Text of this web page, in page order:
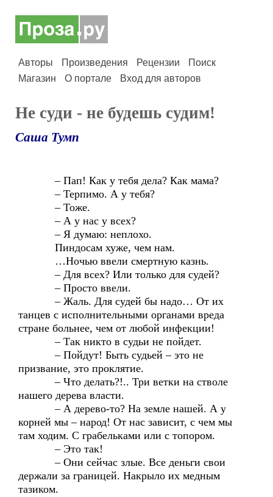
Авторы Произведения Рецензии
Поиск
Магазин
О портале Вход для авторов
Не суди - не будешь судим!
Саша Тумп
– Пап! Как у тебя дела? Как мама?
– Терпимо. А у тебя?
– Тоже.
– А у нас у всех?
– Я думаю: неплохо.
Пиндосам хуже, чем нам.
…Ночью ввели смертную казнь.
– Для всех? Или только для судей?
– Просто ввели.
– Жаль. Для судей бы надо… От их
танцев с исполнительными органами вреда
стране больнее, чем от любой инфекции!
– Так никто в судьи не пойдет.
– Пойдут! Быть судьей – это не
призвание, это проклятие.
– Что делать?!.. Три ветки на стволе
нашего дерева власти.
– А дерево-то? На земле нашей. А у
корней мы – народ! От нас зависит, с чем мы
там ходим. С грабельками или с топором.
– Это так!
– Они сейчас злые. Все деньги свои
держали за границей. Накрыло их медным
тазиком.